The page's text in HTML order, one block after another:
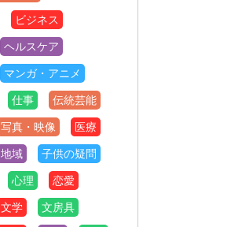
ビジネス
ヘルスケア
マンガ・アニメ
仕事 伝統芸能
写真・映像 医療
地域 子供の疑問
心理 恋愛
文学 文房具